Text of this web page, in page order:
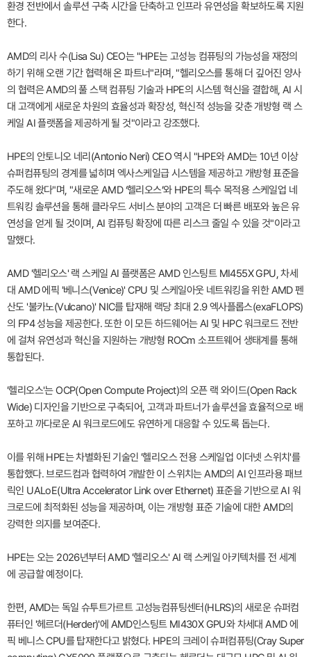
환경 전반에서 솔루션 구축 시간을 단축하고 인프라 유연성을 확보하도록 지원
한다.
AMD의 리사 수(Lisa Su) CEO는 "HPE는 고성능 컴퓨팅의 가능성을 재정의
하기 위해 오랜 기간 협력해 온 파트너"라며, "헬리오스를 통해 더 깊어진 양사
의 협력은 AMD의 풀 스택 컴퓨팅 기술과 HPE의 시스템 혁신을 결합해, AI 시
대 고객에게 새로운 차원의 효율성과 확장성, 혁신적 성능을 갖춘 개방형 랙 스
케일 AI 플랫폼을 제공하게 될 것"이라고 강조했다.
HPE의 안토니오 네리(Antonio Neri) CEO 역시 "HPE와 AMD는 10년 이상
슈퍼컴퓨팅의 경계를 넓히며 엑사스케일급 시스템을 제공하고 개방형 표준을
주도해 왔다"며, "새로운 AMD ‘헬리오스’와 HPE의 특수 목적용 스케일업 네
트워킹 솔루션을 통해 클라우드 서비스 분야의 고객은 더 빠른 배포와 높은 유
연성을 얻게 될 것이며, AI 컴퓨팅 확장에 따른 리스크 줄일 수 있을 것"이라고
말했다.
AMD '헬리오스' 랙 스케일 AI 플랫폼은 AMD 인스팅트 MI455X GPU, 차세
대 AMD 에픽 '베니스(Venice)' CPU 및 스케일아웃 네트워킹을 위한 AMD 펜
산도 '불카노(Vulcano)' NIC를 탑재해 랙당 최대 2.9 엑사플롭스(exaFLOPS)
의 FP4 성능을 제공한다. 또한 이 모든 하드웨어는 AI 및 HPC 워크로드 전반
에 걸쳐 유연성과 혁신을 지원하는 개방형 ROCm 소프트웨어 생태계를 통해
통합된다.
'헬리오스'는 OCP(Open Compute Project)의 오픈 랙 와이드(Open Rack
Wide) 디자인을 기반으로 구축되어, 고객과 파트너가 솔루션을 효율적으로 배
포하고 까다로운 AI 워크로드에도 유연하게 대응할 수 있도록 돕는다.
이를 위해 HPE는 차별화된 기술인 '헬리오스 전용 스케일업 이더넷 스위치'를
통합했다. 브로드컴과 협력하여 개발한 이 스위치는 AMD의 AI 인프라용 패브
릭인 UALoE(Ultra Accelerator Link over Ethernet) 표준을 기반으로 AI 워
크로드에 최적화된 성능을 제공하며, 이는 개방형 표준 기술에 대한 AMD의
강력한 의지를 보여준다.
HPE는 오는 2026년부터 AMD '헬리오스' AI 랙 스케일 아키텍처를 전 세계
에 공급할 예정이다.
한편, AMD는 독일 슈투트가르트 고성능컴퓨팅센터(HLRS)의 새로운 슈퍼컴
퓨터인 '헤르더(Herder)'에 AMD인스팅트 MI430X GPU와 차세대 AMD 에
픽 베니스 CPU를 탑재한다고 밝혔다. HPE의 크레이 슈퍼컴퓨팅(Cray Super